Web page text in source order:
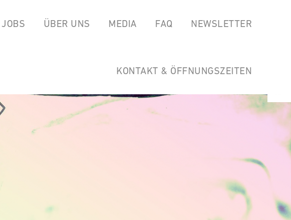
JOBS ÜBER UNS MEDIA FAQ NEWSLETTER
KONTAKT & ÖFFNUNGSZEITEN